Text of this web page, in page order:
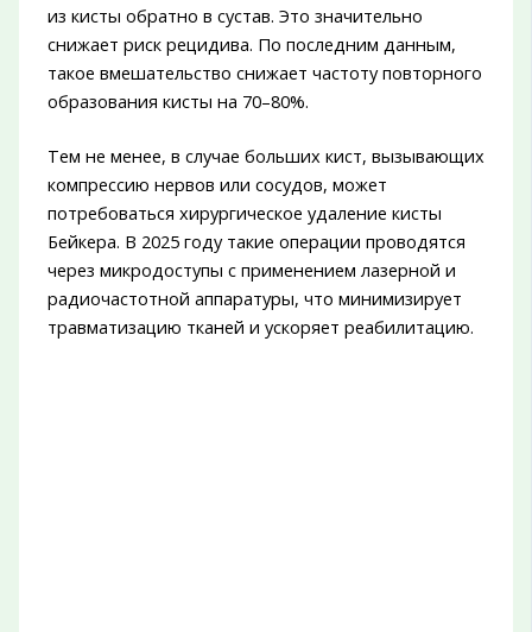
из кисты обратно в сустав. Это значительно
снижает риск рецидива. По последним данным,
такое вмешательство снижает частоту повторного
образования кисты на 70–80%.
Тем не менее, в случае больших кист, вызывающих
компрессию нервов или сосудов, может
потребоваться хирургическое удаление кисты
Бейкера. В 2025 году такие операции проводятся
через микродоступы с применением лазерной и
радиочастотной аппаратуры, что минимизирует
травматизацию тканей и ускоряет реабилитацию.